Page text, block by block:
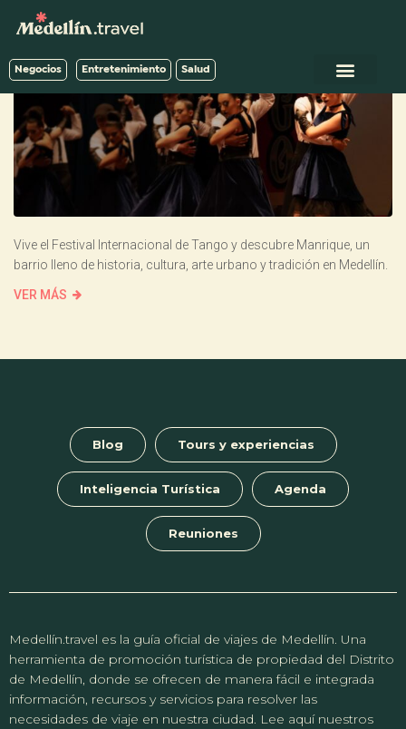
Negocios Entretenimiento Salud
Vive el Festival Internacional de Tango y descubre Manrique, un
barrio lleno de historia, cultura, arte urbano y tradición en Medellín.
VER MÁS
Blog Tours y experiencias
Inteligencia Turística Agenda
Reuniones
Medellín.travel es la guía oficial de viajes de Medellín. Una
herramienta de promoción turística de propiedad del Distrito
de Medellín, donde se ofrecen de manera fácil e integrada
información, recursos y servicios para resolver las
necesidades de viaje en nuestra ciudad. Lee aquí nuestros